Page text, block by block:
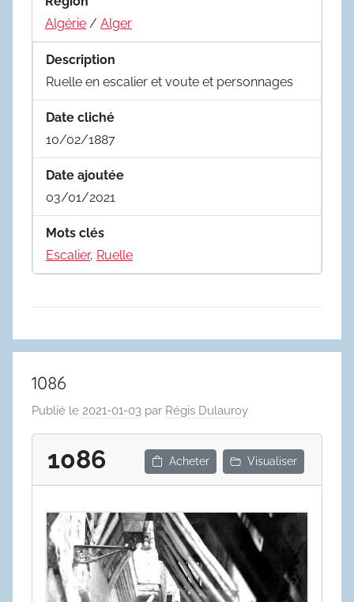
Algérie / Alger
Description
Ruelle en escalier et voute et personnages
Date cliché
10/02/1887
Date ajoutée
03/01/2021
Mots clés
Escalier, Ruelle
1086
Publié le 2021-01-03 par Régis Dulauroy
1086 Acheter Visualiser